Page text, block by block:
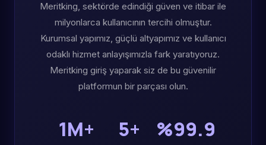
Meritking, sektörde edindiği güven ve itibar ile
milyonlarca kullanıcının tercihi olmuştur.
Kurumsal yapımız, güçlü altyapımız ve kullanıcı
odaklı hizmet anlayışımızla fark yaratıyoruz.
Meritking giriş yaparak siz de bu güvenilir
platformun bir parçası olun.
1M+ 5+ %99.9